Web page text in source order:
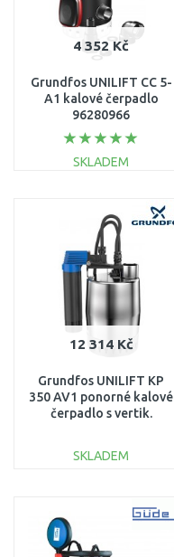
4 352 Kč
Grundfos UNILIFT CC 5-
A1 kalové čerpadlo
96280966
SKLADEM
Porovnat
12 314 Kč
Grundfos UNILIFT KP
350 AV1 ponorné kalové
čerpadlo s vertik.
SKLADEM